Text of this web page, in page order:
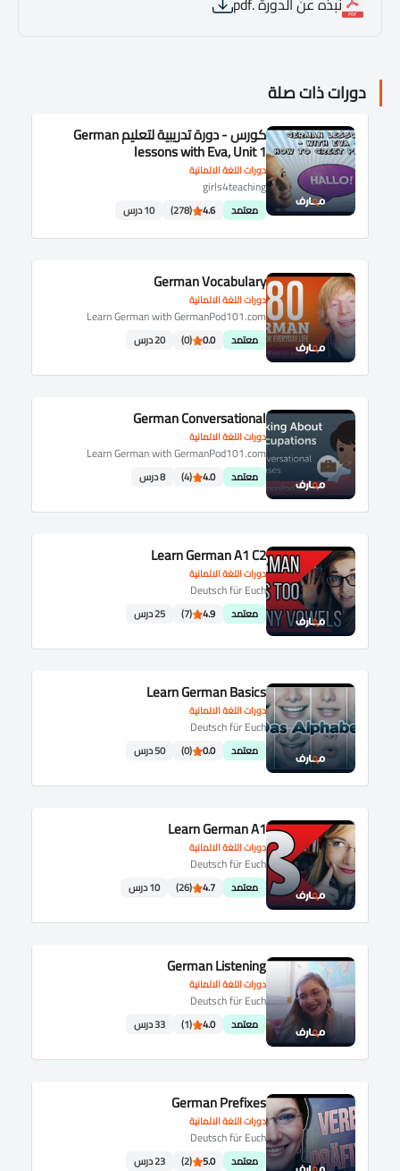
دورات ذات صلة
دورات اللغة الالمانية
كورس - دورة تدريبية لتعليم German
lessons with Eva, Unit 1
girls4teaching
معتمد 4.6
(278) 10 درس
دورات اللغة الالمانية
German Vocabulary
Learn German with GermanPod101.com
معتمد 0.0
(0) 20 درس
دورات اللغة الالمانية
German Conversational
Learn German with GermanPod101.com
معتمد 4.0
(4) 8 درس
دورات اللغة الالمانية
Learn German A1 C2
Deutsch für Euch
معتمد 4.9
(7) 25 درس
دورات اللغة الالمانية
Learn German Basics
Deutsch für Euch
معتمد 0.0
(0) 50 درس
دورات اللغة الالمانية
Learn German A1
Deutsch für Euch
معتمد 4.7
(26) 10 درس
دورات اللغة الالمانية
German Listening
Deutsch für Euch
معتمد 4.0
(1) 33 درس
دورات اللغة الالمانية
German Prefixes
Deutsch für Euch
معتمد 5.0
(2) 23 درس